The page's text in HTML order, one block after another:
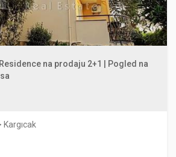
na prodaju 2+1 | Pogled na